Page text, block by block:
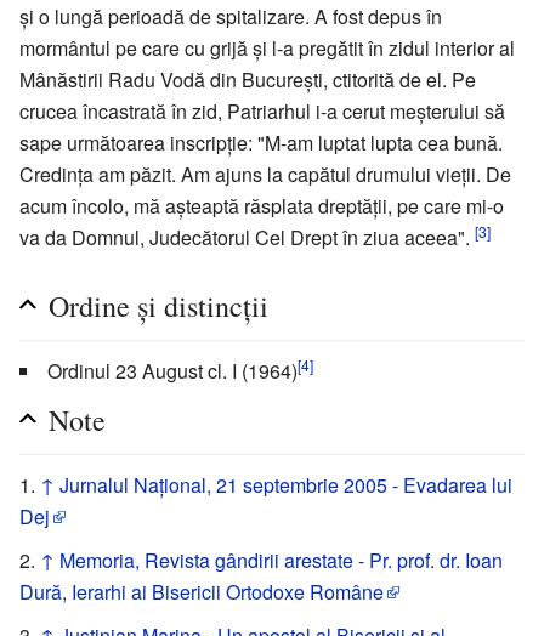
și o lungă perioadă de spitalizare. A fost depus în
mormântul pe care cu grijă și l-a pregătit în zidul interior al
Mânăstirii Radu Vodă din București, ctitorită de el. Pe
crucea încastrată în zid, Patriarhul i-a cerut meșterului să
sape următoarea inscripție: "M-am luptat lupta cea bună.
Credința am păzit. Am ajuns la capătul drumului vieții. De
acum încolo, mă așteaptă răsplata dreptății, pe care mi-o
va da Domnul, Judecătorul Cel Drept în ziua aceea". [3]
Ordine și distincții
Ordinul 23 August cl. I (1964)[4]
Note
↑ Jurnalul Național, 21 septembrie 2005 - Evadarea lui
Dej
↑ Memoria, Revista gândirii arestate - Pr. prof. dr. Ioan
Dură, Ierarhi ai Bisericii Ortodoxe Române